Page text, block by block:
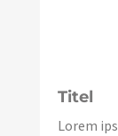
Titel
Lorem